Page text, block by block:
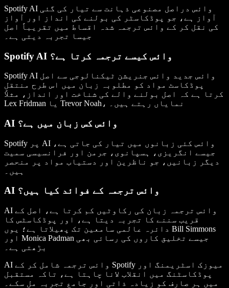
Spotify AI وائس دراصل مصنوعی ذہانت سے تیار کی گئی
آواز ہے، جو پوڈکاسٹر کی بولنے کی انداز اور آواز
کی نقل کر کے وائس ترجمہ شدہ اقساط میں تقریباً اصل
جیسا تجربہ دیتی ہے۔
Spotify AI وائس کیسے ترجمہ کرتا ہے؟
Spotify AI وائس جدید وائس جنریشن ٹیکنالوجی سے اصل
پوڈکاسٹ مواد کو مطلوبہ زبان میں اس طرح منتقل
کرتا ہے کہ اصل بولنے والے کی شناخت اور انداز، مثلاً
Lex Fridman یا Trevor Noah، نمایاں رہتے ہیں۔
AI وائس کس زبان میں ہے؟
Spotify پر AI وائس کئی زبانوں میں تیار کی جاتی ہے،
جیسے انگریزی، ہسپانوی، جرمن اور فرانسیسی سمیت
دیگر زبانیں، جو ناظرین اور دستیاب مواد پر منحصر
ہیں۔
AI وائس ترجمہ کے فوائد کیا ہیں؟
AI وائس ترجمہ زبان کی رکاوٹیں کم کرتا ہے، اصل کے
قریب سننے کا تجربہ دیتا ہے، اور پوڈکاسٹس کا
دائرہ عالمی سامعین تک پھیلاتا ہے؛ یوں Bill Simmons
اور Monica Padman جیسے تخلیق کاروں کی رسائی بھی
بڑھتی ہے۔
AI وائس ترجمہ شامل کر کے Spotify میوزک اسٹریمنگ اور
پوڈکاسٹنگ میں انقلاب لانا چاہتا ہے، تاکہ مستقبل
میں ہر صارف کو زیادہ ذاتی اور جامع تجربہ مل سکے۔